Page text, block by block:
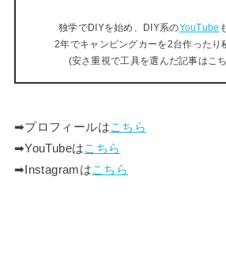
独学でDIYを始め、DIY系のYouTube
2年でキャンピングカーを2台作ったり
(安さ重視で工具を選んだ記事はこ
➡︎プロフィールはこちら
➡︎YouTubeはこちら
➡︎Instagramはこちら